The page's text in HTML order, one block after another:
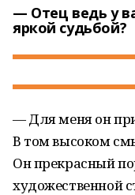
— Отец ведь у
яркой судьбой?
— Для меня он
В том высоком
Он прекрасный
художественной